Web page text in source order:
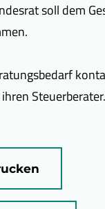
soll dem
Steuerberater.